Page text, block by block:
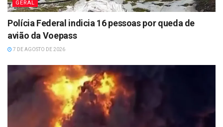
GERAL
Polícia Federal indicia 16 pessoas por queda de
avião da Voepass
7 DE AGOSTO DE 2026